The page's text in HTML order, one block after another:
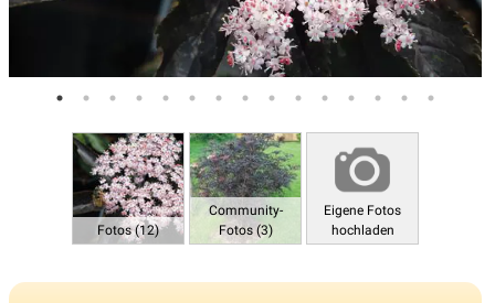
Fotos (12)
Community-
Fotos (3)
Eigene Fotos
hochladen